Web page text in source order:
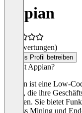
Appian
(0 Bewertungen)
Dieses Profil betreiben
Was ist Appian?
Appian ist eine Low-
richtet, die ihre
möchten. Sie bietet
Process Mining und